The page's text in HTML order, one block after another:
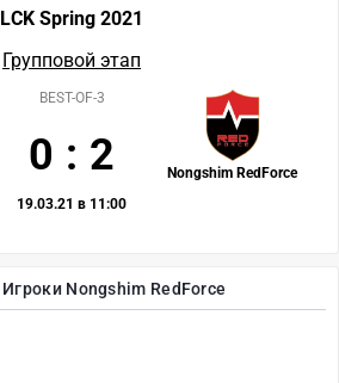
Игроки Nongshim RedForce
LCK Spring 2021
Групповой этап
Nongshim RedForce
BEST-OF-3
0 : 2
19.03.21 в 11:00